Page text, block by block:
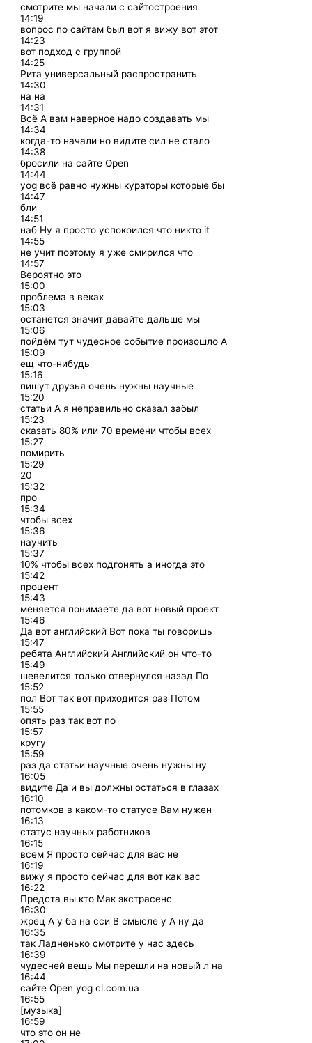
смотрите мы начали с сайтостроения
14:19
вопрос по сайтам был вот я вижу вот этот
14:23
вот подход с группой
14:25
Рита универсальный распространить
14:30
на на
14:31
Всё А вам наверное надо создавать мы
14:34
когда-то начали но видите сил не стало
14:38
бросили на сайте Open
14:44
yog всё равно нужны кураторы которые бы
14:47
бли
14:51
наб Ну я просто успокоился что никто it
14:55
не учит поэтому я уже смирился что
14:57
Вероятно это
15:00
проблема в веках
15:03
останется значит давайте дальше мы
15:06
пойдём тут чудесное событие произошло А
15:09
ещ что-нибудь
15:16
пишут друзья очень нужны научные
15:20
статьи А я неправильно сказал забыл
15:23
сказать 80% или 70 времени чтобы всех
15:27
помирить
15:29
20
15:32
про
15:34
чтобы всех
15:36
научить
15:37
10% чтобы всех подгонять а иногда это
15:42
процент
15:43
меняется понимаете да вот новый проект
15:46
Да вот английский Вот пока ты говоришь
15:47
ребята Английский Английский он что-то
15:49
шевелится только отвернулся назад По
15:52
пол Вот так вот приходится раз Потом
15:55
опять раз так вот по
15:57
кругу
15:59
раз да статьи научные очень нужны ну
16:05
видите Да и вы должны остаться в глазах
16:10
потомков в каком-то статусе Вам нужен
16:13
статус научных работников
16:15
всем Я просто сейчас для вас не
16:19
вижу я просто сейчас для вот как вас
16:22
Предста вы кто Мак экстрасенс
16:30
жрец А у ба на сси В смысле у А ну да
16:35
так Ладненько смотрите у нас здесь
16:39
чудесней вещь Мы перешли на новый л на
16:44
сайте Open yog cl.com.ua
16:55
[музыка]
16:59
что это он не